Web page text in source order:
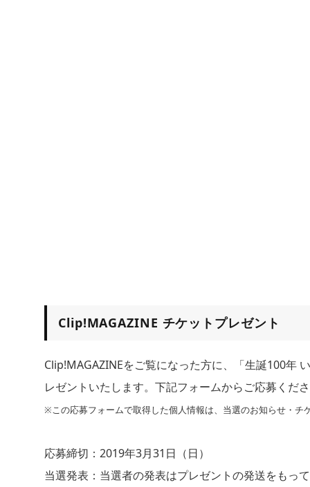
Clip!MAGAZINE チケットプレゼント
Clip!MAGAZINEをご覧になった方に、「生誕100年
レゼントいたします。下記フォームからご応募くだ
※この応募フォームで取得した個人情報は、当選のお知らせ・チ
応募締切：2019年3月31日（日）
当選発表：当選者の発表はプレゼントの発送をもっ